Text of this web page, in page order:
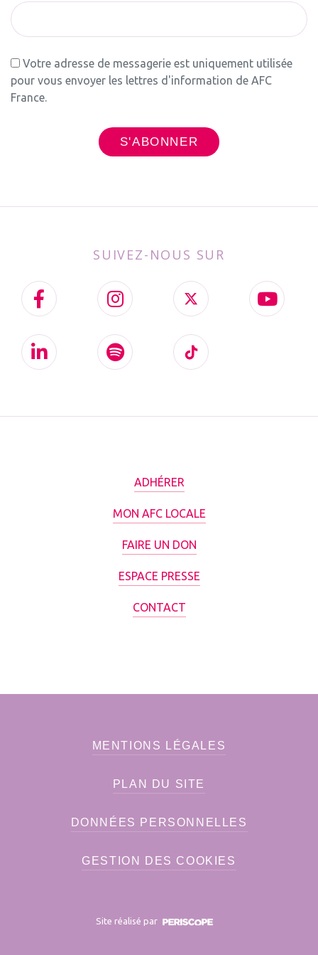
Votre adresse de messagerie est uniquement utilisée
pour vous envoyer les lettres d'information de AFC
France.
SUIVEZ-NOUS SUR
ADHÉRER
MON AFC LOCALE
FAIRE UN DON
ESPACE PRESSE
CONTACT
MENTIONS LÉGALES
PLAN DU SITE
DONNÉES PERSONNELLES
GESTION DES COOKIES
Site réalisé par